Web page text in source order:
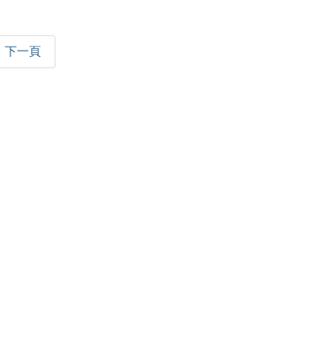
下一頁